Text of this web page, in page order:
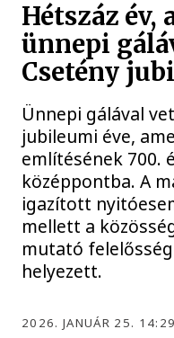
Hétszáz év,
ünnepi
Csetény
Ünnepi gálával
jubileumi éve,
említésének 700.
középpontba. A
igazított
mellett a
mutató
helyezett.
2026. JANUÁR 25. 14:29